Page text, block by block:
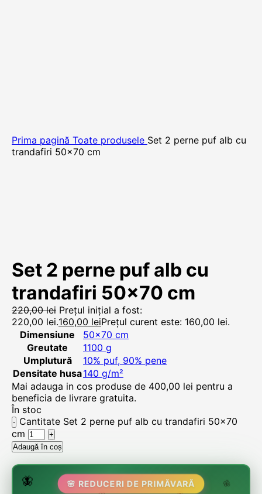
Prima pagină Toate produsele Set 2 perne puf alb cu
trandafiri 50×70 cm
Set 2 perne puf alb cu
trandafiri 50×70 cm
220,00lei Prețul inițial a fost:
220,00 lei.160,00 leiPrețul curent este: 160,00 lei.
Dimensiune
50×70 cm
Greutate
1100 g
Umplutură
10% puf, 90% pene
Densitate husa140 g/m²
Mai adauga in cos produse de 400,00 lei pentru a
beneficia de livrare gratuita.
În stoc
Cantitate Set 2 perne puf alb cu trandafiri 50x70
cm
Adaugă în coș
🌸
🌷
🦋 🌸 REDUCERI DE PRIMĂVARĂ